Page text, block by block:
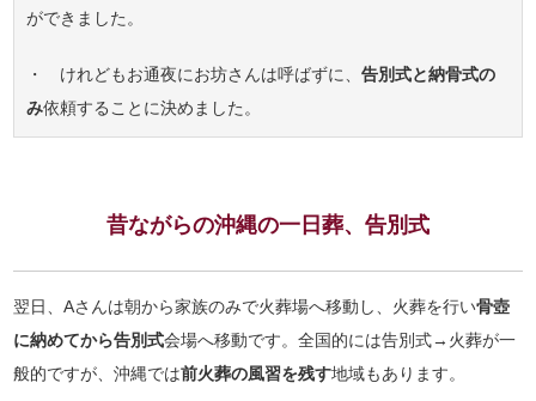
ができました。
・ けれどもお通夜にお坊さんは呼ばずに、告別式と納骨式の
み依頼することに決めました。
昔ながらの沖縄の一日葬、告別式
翌日、Aさんは朝から家族のみで火葬場へ移動し、火葬を行い骨壺
に納めてから告別式会場へ移動です。全国的には告別式→火葬が一
般的ですが、沖縄では前火葬の風習を残す地域もあります。